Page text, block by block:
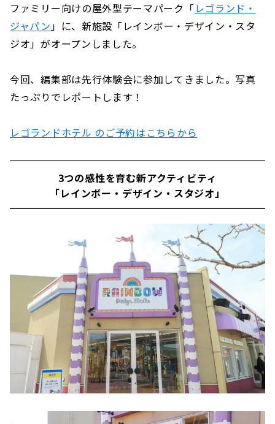
ファミリー向けの屋外型テーマパーク「 レゴランド・
ジャパン」に、新施設「レインボー・デザイン・スタ
ジオ」がオープンしました。
今回、編集部は先行体験会に参加してきました。写真
たっぷりでレポートします！
レゴランドホテル のご予約はこちらから
3つの感性を育む新アクティビティ
「レインボー・デザイン・スタジオ」